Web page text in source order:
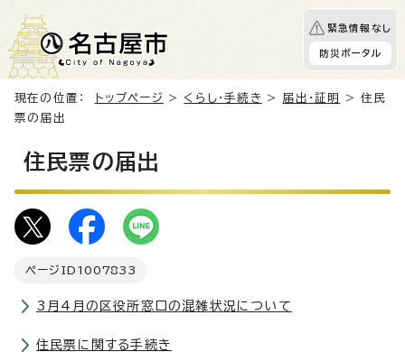
緊急情報なし
防災ポータル
現在の位置： トップページ > くらし・手続き > 届出・証明
> 住民
票の届出
住民票の届出
ページID 1007833
3月4月の区役所窓口の混雑状況について
住民票に関する手続き